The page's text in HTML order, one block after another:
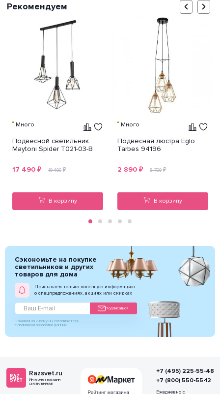
Рекомендуем
Много
Подвесной светильник
Maytoni Spider T021-03-B
17 490 ₽ 19 490₽
В корзину
Много
Подвесная люстра Eglo
Tarbes 94196
2 890 ₽ 8 790₽
В корзину
Сэкономьте на покупке
светильников и других
товаров для дома
Присылаем только полезную информацию
о спецпредложениях, акциях или скидках
Подписаться
Нажимая на кнопку Вы соглашаетесь
с политикой обработки данных
Razsvet.ru
Интернет-магазин
светильников
+7 (495) 225-55-48
+7 (800) 550-55-12
Ежедневно с